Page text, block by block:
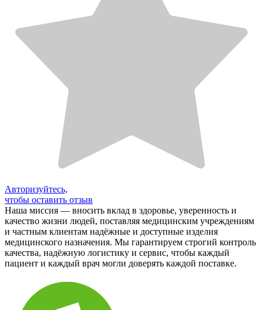
Авторизуйтесь,
чтобы оставить отзыв
Наша миссия — вносить вклад в здоровье, уверенность и
качество жизни людей, поставляя медицинским учреждениям
и частным клиентам надёжные и доступные изделия
медицинского назначения. Мы гарантируем строгий контроль
качества, надёжную логистику и сервис, чтобы каждый
пациент и каждый врач могли доверять каждой поставке.